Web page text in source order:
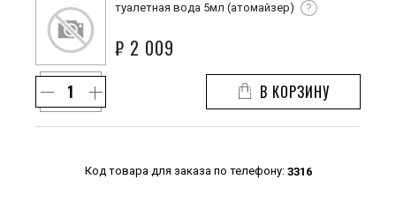
туалетная вода 5мл (атомайзер) ?
₽ 2 009
В КОРЗИНУ
Код товара для заказа по телефону: 3316